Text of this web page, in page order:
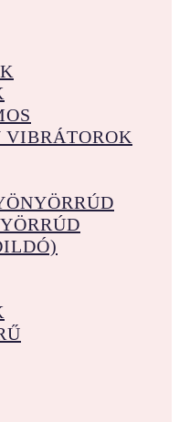
VIBRÁTOROK